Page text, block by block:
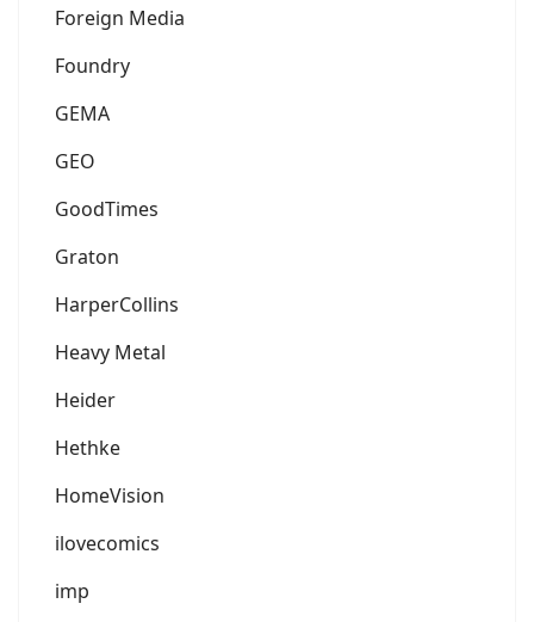
Foreign Media
Foundry
GEMA
GEO
GoodTimes
Graton
HarperCollins
Heavy Metal
Heider
Hethke
HomeVision
ilovecomics
imp